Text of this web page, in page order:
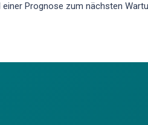
Prognose zum nächsten